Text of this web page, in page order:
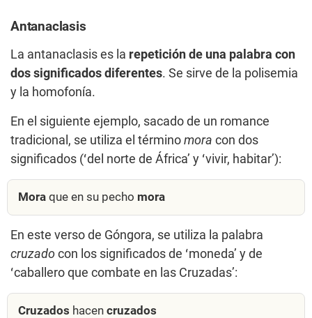
Antanaclasis
La antanaclasis es la repetición de una palabra con
dos significados diferentes. Se sirve de la polisemia
y la homofonía.
En el siguiente ejemplo, sacado de un romance
tradicional, se utiliza el término mora con dos
significados (ʻdel norte de Áfricaʼ y ʻvivir, habitarʼ):
Mora que en su pecho mora
En este verso de Góngora, se utiliza la palabra
cruzado con los significados de ʻmonedaʼ y de
ʻcaballero que combate en las Cruzadasʼ:
Cruzados hacen cruzados